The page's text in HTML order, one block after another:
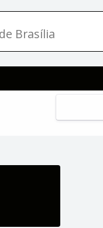
Brasília